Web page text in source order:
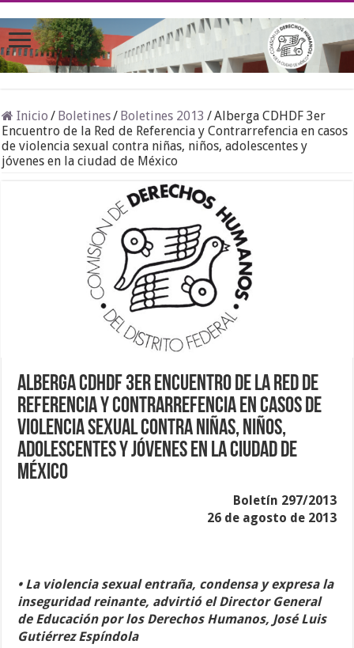
Inicio / Boletines/ Boletines 2013 /Alberga CDHDF 3er
Encuentro de la Red de Referencia y Contrarrefencia en casos
de violencia sexual contra niñas, niños, adolescentes y
jóvenes en la ciudad de México
Alberga CDHDF 3er Encuentro de la Red de
Referencia y Contrarrefencia en casos de
violencia sexual contra niñas, niños,
adolescentes y jóvenes en la ciudad de
México
Boletín 297/2013
26 de agosto de 2013
• La violencia sexual entraña, condensa y expresa la
inseguridad reinante, advirtió el Director General
de Educación por los Derechos Humanos, José Luis
Gutiérrez Espíndola